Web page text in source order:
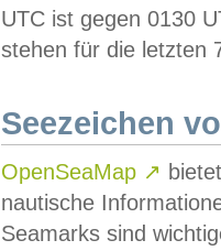
UTC ist gegen 0130
stehen für die letzten
Seezeichen
OpenSeaMap ↗
nautische
Seamarks sind